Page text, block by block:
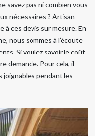
savez pas ni combien vous
nécessaires ? Artisan
à ces devis sur mesure. En
nous sommes à l’écoute
Si voulez savoir le coût
demande. Pour cela, il
joignables pendant les